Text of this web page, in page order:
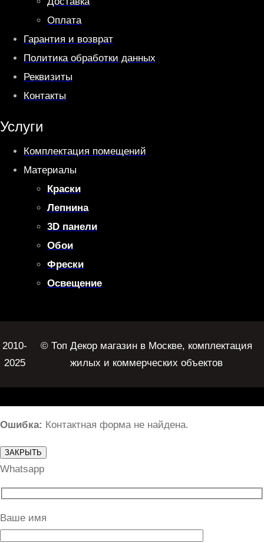
Оплата
Гарантия и возврат
Политика обработки данных
Реквизиты
Контакты
Услуги
Комплектация помещений
Материалы
Краски
Лепнина
3D панели
Обои
Фрески
Освещение
2010-
2025
© Топ Декор магазин в Москве, комплектация
жилых и коммерческих объектов
Ошибка: Контактная форма не найдена.
ЗАКРЫТЬ
Whatsapp
Ваше имя